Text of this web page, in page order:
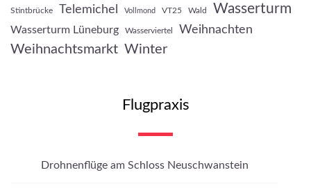
Stintbrücke Telemichel Vollmond VT25 Wald Wasserturm
Wasserturm Lüneburg Wasserviertel Weihnachten
Weihnachtsmarkt Winter
Flugpraxis
Drohnenflüge am Schloss Neuschwanstein